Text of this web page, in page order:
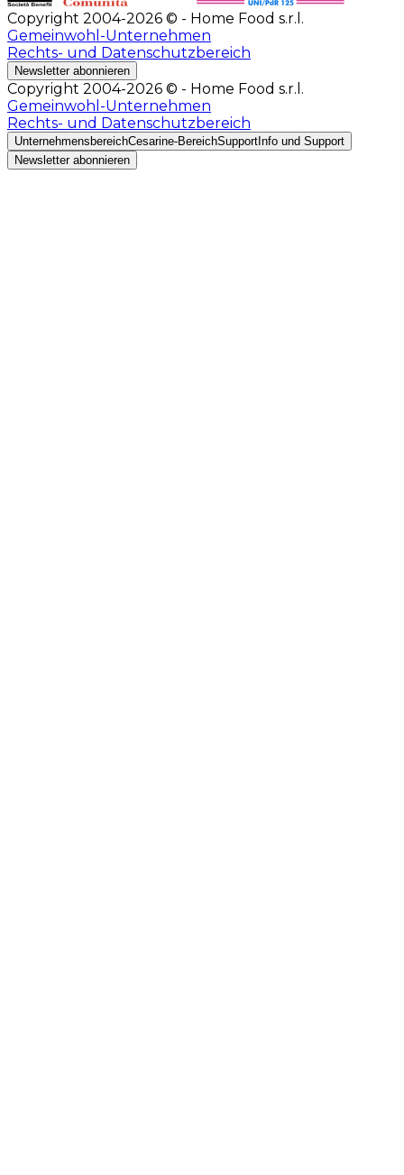
Copyright 2004-2026 © - Home Food s.r.l.
Gemeinwohl-Unternehmen
Rechts- und Datenschutzbereich
Newsletter abonnieren
Copyright 2004-2026 © - Home Food s.r.l.
Gemeinwohl-Unternehmen
Rechts- und Datenschutzbereich
UnternehmensbereichCesarine-BereichSupport Info und Support
Newsletter abonnieren